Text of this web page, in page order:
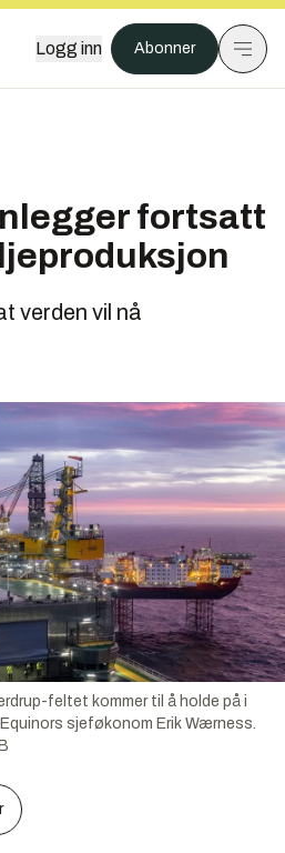
Logg inn Abonner
fortsatt
verden vil nå
feltet kommer til å holde på i
sjeføkonom Erik Wærness.